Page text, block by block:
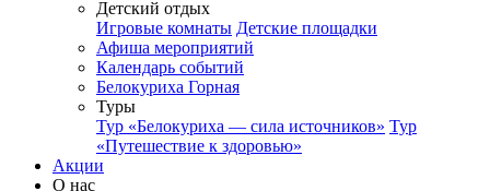
Детский отдых
Игровые комнаты Детские площадки
Афиша мероприятий
Календарь событий
Белокуриха Горная
Туры
Тур «Белокуриха — сила источников» Тур
«Путешествие к здоровью»
Акции
О нас